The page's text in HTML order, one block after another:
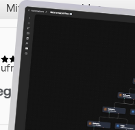
Mit E-Mail anmelden
Kunden